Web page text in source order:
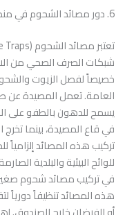
6. دور مصائد الشحوم في منظومة الصرف
شبكات الصرف الصحي من
خصيصاً لفصل الزيوت
العامة. تعمل المصيدة عن
يسمح للدهون بالطفو على
في قاع المصيدة، بينما
تركيب هذه المصائد إلزامياً
للوائح البيئية والبلدية
في تركيب مصائد شحوم
هذه المصائد تنظيفاً دورياً